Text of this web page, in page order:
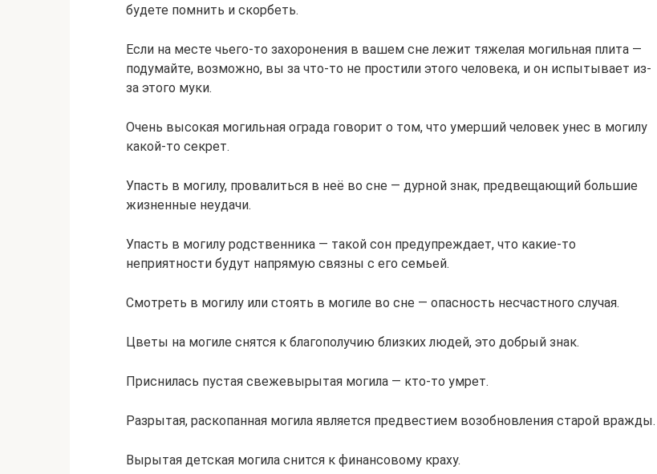
будете помнить и скорбеть.
Если на месте чьего-то захоронения в вашем сне лежит тяжелая могильная плита —
подумайте, возможно, вы за что-то не простили этого человека, и он испытывает из-
за этого муки.
Очень высокая могильная ограда говорит о том, что умерший человек унес в могилу
какой-то секрет.
Упасть в могилу, провалиться в неё во сне — дурной знак, предвещающий большие
жизненные неудачи.
Упасть в могилу родственника — такой сон предупреждает, что какие-то
неприятности будут напрямую связны с его семьей.
Смотреть в могилу или стоять в могиле во сне — опасность несчастного случая.
Цветы на могиле снятся к благополучию близких людей, это добрый знак.
Приснилась пустая свежевырытая могила — кто-то умрет.
Разрытая, раскопанная могила является предвестием возобновления старой вражды.
Вырытая детская могила снится к финансовому краху.